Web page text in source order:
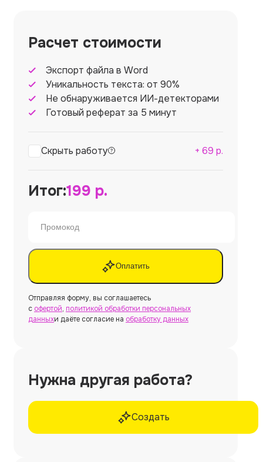
Расчет стоимости
Экспорт файла в Word
Уникальность текста: от 90%
Не обнаруживается ИИ-детекторами
Готовый реферат за 5 минут
Скрыть работу + 69 р.
Итог:199 р.
Оплатить
Отправляя форму, вы соглашаетесь
с офертой, политикой обработки персональных
данныхи даёте согласие на обработку данных
Нужна другая работа?
Создать